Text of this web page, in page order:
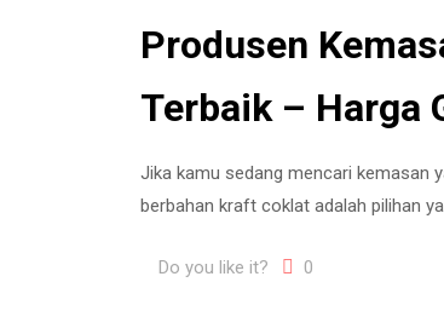
Produsen
Terbaik – Harga
Jika kamu sedang mencari kemasan
berbahan kraft coklat adalah pilihan
Do you like it? 0